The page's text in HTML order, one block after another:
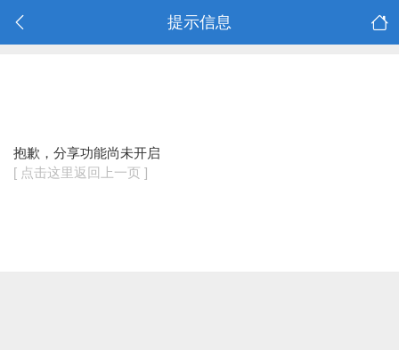
提示信息
抱歉，分享功能尚未开启
[ 点击这里返回上一页 ]